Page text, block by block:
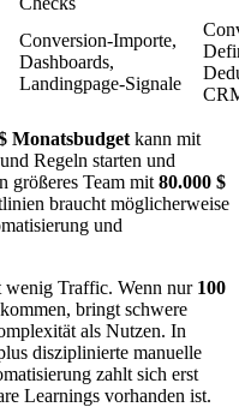
Conversion-Importe,
Dashboards,
Landingpage-Signale
Monatsbudget kann mit
Regeln starten und
größeres Team mit 80.000 $
braucht möglicherweise
und
wenig Traffic. Wenn nur 100
bringt schwere
als Nutzen. In
disziplinierte manuelle
zahlt sich erst
Learnings vorhanden ist.